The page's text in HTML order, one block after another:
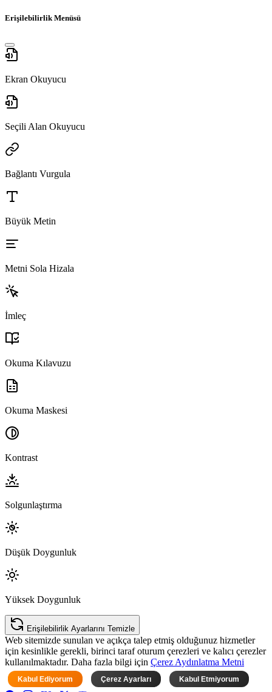
Erişilebilirlik Menüsü
Ekran Okuyucu
Seçili Alan Okuyucu
Bağlantı Vurgula
Büyük Metin
Metni Sola Hizala
İmleç
Okuma Kılavuzu
Okuma Maskesi
Kontrast
Solgunlaştırma
Düşük Doygunluk
Yüksek Doygunluk
Erişilebilirlik Ayarlarını Temizle
Web sitemizde sunulan ve açıkça talep etmiş olduğunuz hizmetler
için kesinlikle gerekli, birinci taraf oturum çerezleri ve kalıcı çerezler
kullanılmaktadır. Daha fazla bilgi için Çerez Aydınlatma Metni
Kabul Ediyorum Çerez Ayarları Kabul Etmiyorum